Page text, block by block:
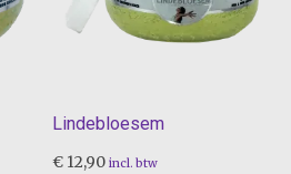
Lindebloesem
€12,90 incl. btw